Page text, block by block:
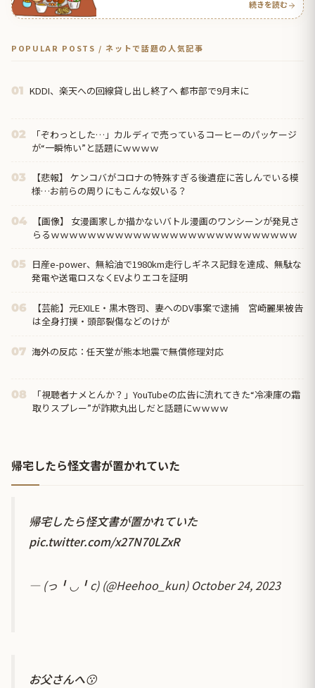
続きを読む
POPULAR POSTS / ネットで話題の人気記事
01 KDDI、楽天への回線貸し出し終了へ 都市部で9月末に
02
「ぞわっとした…」カルディで売っているコーヒーのパッケージ
が“一瞬怖い”と話題にｗｗｗｗ
03
【悲報】 ケンコバがコロナの特殊すぎる後遺症に苦しんでいる模
様…お前らの周りにもこんな奴いる？
04
【画像】 女漫画家しか描かないバトル漫画のワンシーンが発見さ
らるｗｗｗｗｗｗｗｗｗｗｗｗｗｗｗｗｗｗｗｗｗｗｗｗｗｗｗ
05 日産e-power、無給油で1980km走行しギネス記録を達成、無駄な
発電や送電ロスなくEVよりエコを証明
06
【芸能】元EXILE・黒木啓司、妻へのDV事案で逮捕 宮崎麗果被告
は全身打撲・頭部裂傷などのけが
07 海外の反応：任天堂が熊本地震で無償修理対応
08
「視聴者ナメとんか？」YouTubeの広告に流れてきた“冷凍庫の霜
取りスプレー”が詐欺丸出しだと話題にｗｗｗｗ
帰宅したら怪文書が置かれていた
帰宅したら怪文書が置かれていた
pic.twitter.com/x27N70LZxR
— (っ╹◡╹c) (@Heehoo_kun) October 24, 2023
お父さんへ😗